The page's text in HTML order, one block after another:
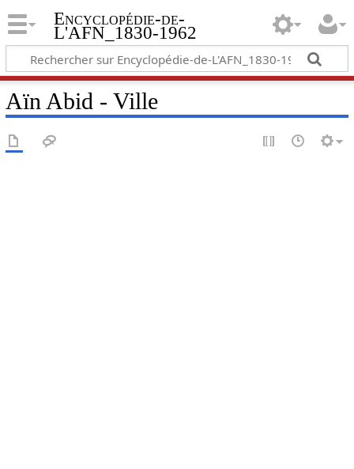
Encyclopédie-de-
L'AFN_1830-1962
Aïn Abid - Ville